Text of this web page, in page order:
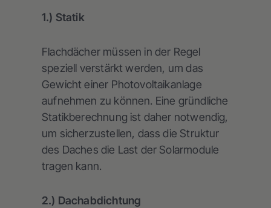
1.) Statik
Flachdächer müssen in der Regel
speziell verstärkt werden, um das
Gewicht einer Photovoltaikanlage
aufnehmen zu können. Eine gründliche
Statikberechnung ist daher notwendig,
um sicherzustellen, dass die Struktur
des Daches die Last der Solarmodule
tragen kann.
2.) Dachabdichtung